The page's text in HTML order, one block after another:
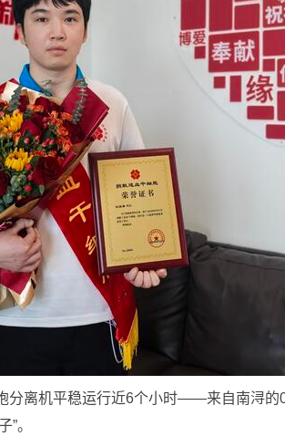
分离机平稳运行近6个小时——来自南浔的
。